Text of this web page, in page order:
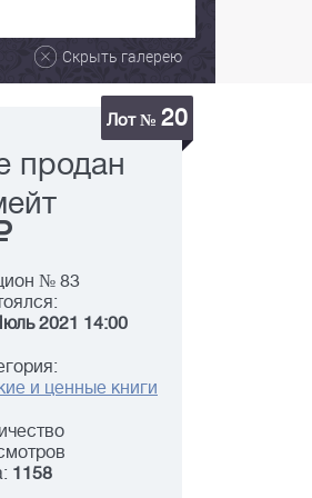
Скрыть галерею
Лот № 20
продан
№ 83
2021 14:00
и ценные книги
1158